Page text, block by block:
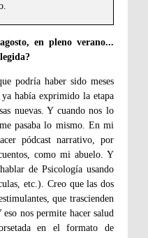
en pleno verano...
podría haber sido meses
había exprimido la etapa
nuevas. Y cuando nos lo
pasaba lo mismo. En mi
pódcast narrativo, por
como mi abuelo. Y
de Psicología usando
etc.). Creo que las dos
que trascienden
nos permite hacer salud
en el formato de